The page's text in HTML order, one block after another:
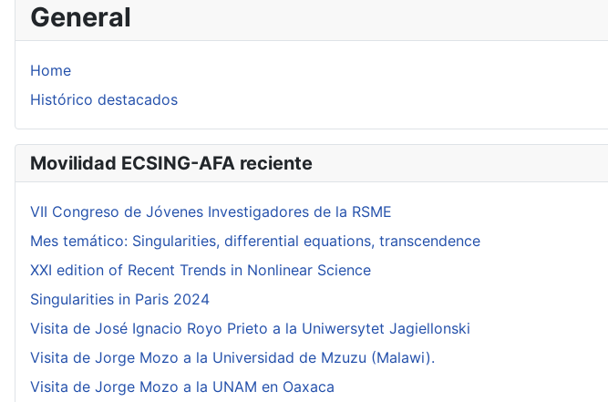
General
Home
Histórico destacados
Movilidad ECSING-AFA reciente
VII Congreso de Jóvenes Investigadores de la RSME
Mes temático: Singularities, differential equations, transcendence
XXI edition of Recent Trends in Nonlinear Science
Singularities in Paris 2024
Visita de José Ignacio Royo Prieto a la Uniwersytet Jagiellonski
Visita de Jorge Mozo a la Universidad de Mzuzu (Malawi).
Visita de Jorge Mozo a la UNAM en Oaxaca